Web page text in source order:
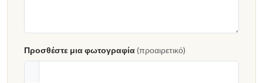
Προσθέστε μια φωτογραφία(προαιρετικό)